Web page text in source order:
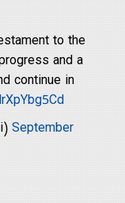
to the
and a
continue in
September